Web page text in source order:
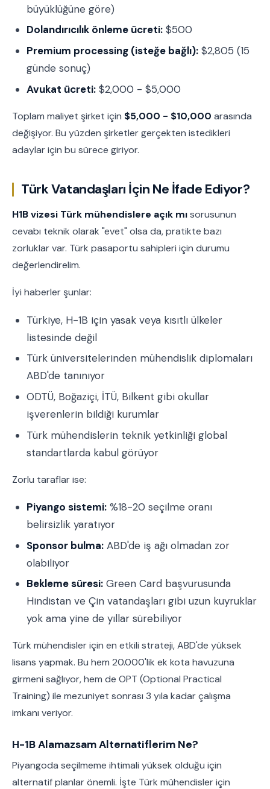
büyüklüğüne göre)
Dolandırıcılık önleme ücreti: $500
Premium processing (isteğe bağlı): $2,805 (15
günde sonuç)
Avukat ücreti: $2,000 - $5,000
Toplam maliyet şirket için $5,000 - $10,000 arasında
değişiyor. Bu yüzden şirketler gerçekten istedikleri
adaylar için bu sürece giriyor.
Türk Vatandaşları İçin Ne İfade Ediyor?
H1B vizesi Türk mühendislere açık mısorusunun
cevabı teknik olarak "evet" olsa da, pratikte bazı
zorluklar var. Türk pasaportu sahipleri için durumu
değerlendirelim.
İyi haberler şunlar:
Türkiye, H-1B için yasak veya kısıtlı ülkeler
listesinde değil
Türk üniversitelerinden mühendislik diplomaları
ABD'de tanınıyor
ODTÜ, Boğaziçi, İTÜ, Bilkent gibi okullar
işverenlerin bildiği kurumlar
Türk mühendislerin teknik yetkinliği global
standartlarda kabul görüyor
Zorlu taraflar ise:
Piyango sistemi: %18-20 seçilme oranı
belirsizlik yaratıyor
Sponsor bulma: ABD'de iş ağı olmadan zor
olabiliyor
Bekleme süresi: Green Card başvurusunda
Hindistan ve Çin vatandaşları gibi uzun kuyruklar
yok ama yine de yıllar sürebiliyor
Türk mühendisler için en etkili strateji, ABD'de yüksek
lisans yapmak. Bu hem 20.000'lik ek kota havuzuna
girmeni sağlıyor, hem de OPT (Optional Practical
Training) ile mezuniyet sonrası 3 yıla kadar çalışma
imkanı veriyor.
H-1B Alamazsam Alternatiflerim Ne?
Piyangoda seçilmeme ihtimali yüksek olduğu için
alternatif planlar önemli. İşte Türk mühendisler için